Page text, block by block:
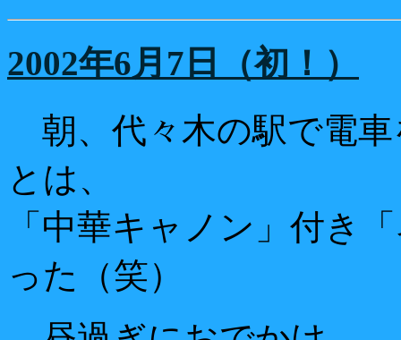
2002年6月7日（初！）
朝、代々木の駅で電
とは、
「中華キャノン」付き
った（笑）